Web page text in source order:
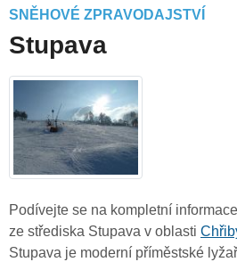
SNĚHOVÉ ZPRAVODAJSTVÍ
Stupava
Podívejte se na kompletní
ze střediska Stupava v oblasti
Stupava je moderní příměstské